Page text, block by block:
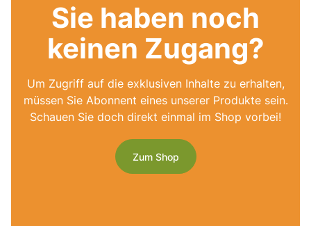
Sie haben noch
keinen Zugang?
Um Zugriff auf die exklusiven Inhalte zu erhalten,
müssen Sie Abonnent eines unserer Produkte sein.
Schauen Sie doch direkt einmal im Shop vorbei!
Zum Shop